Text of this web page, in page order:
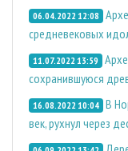
06.04.2022 12:08
средневековых
11.07.2022 13:59
сохранившуюся
16.08.2022 10:04 В
век, рухнул через